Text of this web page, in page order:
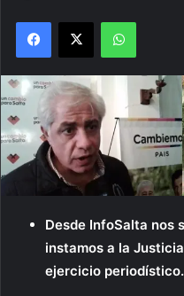
Facebook
X WhatsApp
Desde InfoSalta nos
instamos a la
ejercicio periodístico.